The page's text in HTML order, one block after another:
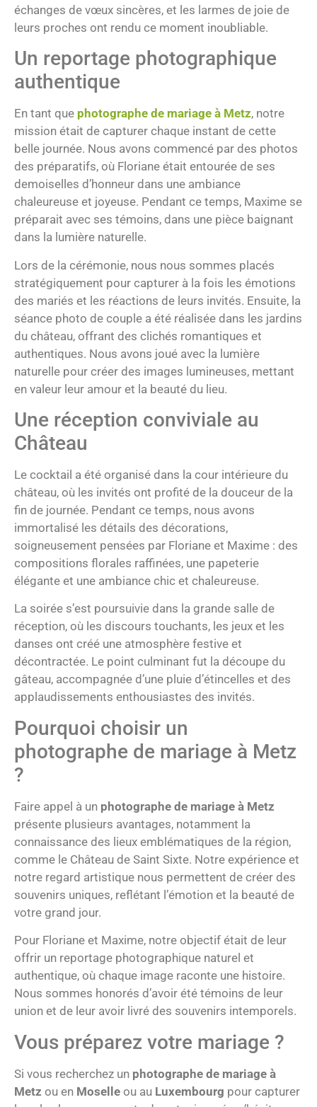
échanges de vœux sincères, et les larmes de joie de
leurs proches ont rendu ce moment inoubliable.
Un reportage photographique
authentique
En tant que photographe de mariage à Metz, notre
mission était de capturer chaque instant de cette
belle journée. Nous avons commencé par des photos
des préparatifs, où Floriane était entourée de ses
demoiselles d’honneur dans une ambiance
chaleureuse et joyeuse. Pendant ce temps, Maxime se
préparait avec ses témoins, dans une pièce baignant
dans la lumière naturelle.
Lors de la cérémonie, nous nous sommes placés
stratégiquement pour capturer à la fois les émotions
des mariés et les réactions de leurs invités. Ensuite, la
séance photo de couple a été réalisée dans les jardins
du château, offrant des clichés romantiques et
authentiques. Nous avons joué avec la lumière
naturelle pour créer des images lumineuses, mettant
en valeur leur amour et la beauté du lieu.
Une réception conviviale au
Château
Le cocktail a été organisé dans la cour intérieure du
château, où les invités ont profité de la douceur de la
fin de journée. Pendant ce temps, nous avons
immortalisé les détails des décorations,
soigneusement pensées par Floriane et Maxime : des
compositions florales raffinées, une papeterie
élégante et une ambiance chic et chaleureuse.
La soirée s’est poursuivie dans la grande salle de
réception, où les discours touchants, les jeux et les
danses ont créé une atmosphère festive et
décontractée. Le point culminant fut la découpe du
gâteau, accompagnée d’une pluie d’étincelles et des
applaudissements enthousiastes des invités.
Pourquoi choisir un
photographe de mariage à Metz
?
Faire appel à un photographe de mariage à Metz
présente plusieurs avantages, notamment la
connaissance des lieux emblématiques de la région,
comme le Château de Saint Sixte. Notre expérience et
notre regard artistique nous permettent de créer des
souvenirs uniques, reflétant l’émotion et la beauté de
votre grand jour.
Pour Floriane et Maxime, notre objectif était de leur
offrir un reportage photographique naturel et
authentique, où chaque image raconte une histoire.
Nous sommes honorés d’avoir été témoins de leur
union et de leur avoir livré des souvenirs intemporels.
Vous préparez votre mariage ?
Si vous recherchez un photographe de mariage à
Metz ou en Moselle ou au Luxembourg pour capturer